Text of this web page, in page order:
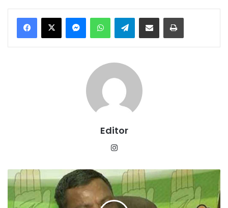
MessengerWhatsAppTelegramShare via Email Print
Editor
शराब
घोटाला:
आबकारी